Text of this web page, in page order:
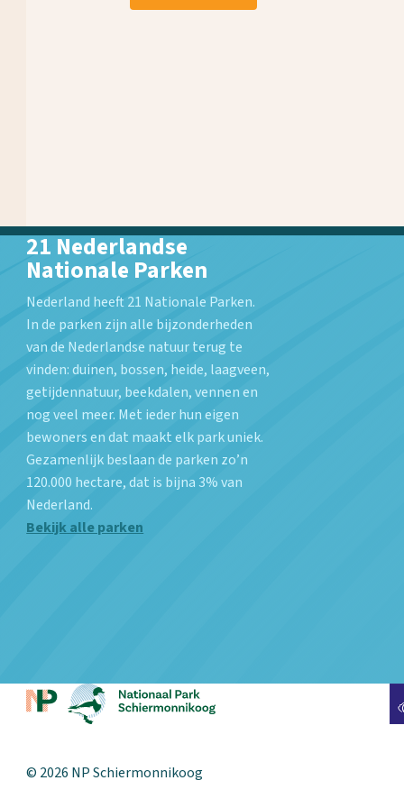
21 Nederlandse
Nationale Parken
Nederland heeft 21 Nationale Parken.
In de parken zijn alle bijzonderheden
van de Nederlandse natuur terug te
vinden: duinen, bossen, heide, laagveen,
getijdennatuur, beekdalen, vennen en
nog veel meer. Met ieder hun eigen
bewoners en dat maakt elk park uniek.
Gezamenlijk beslaan de parken zo’n
120.000 hectare, dat is bijna 3% van
Nederland.
Bekijk alle parken
© 2026 NP Schiermonnikoog